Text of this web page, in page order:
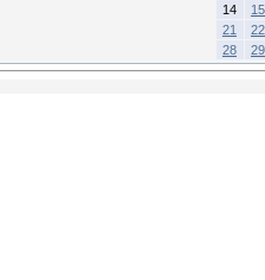
14
15
21
22
28
29